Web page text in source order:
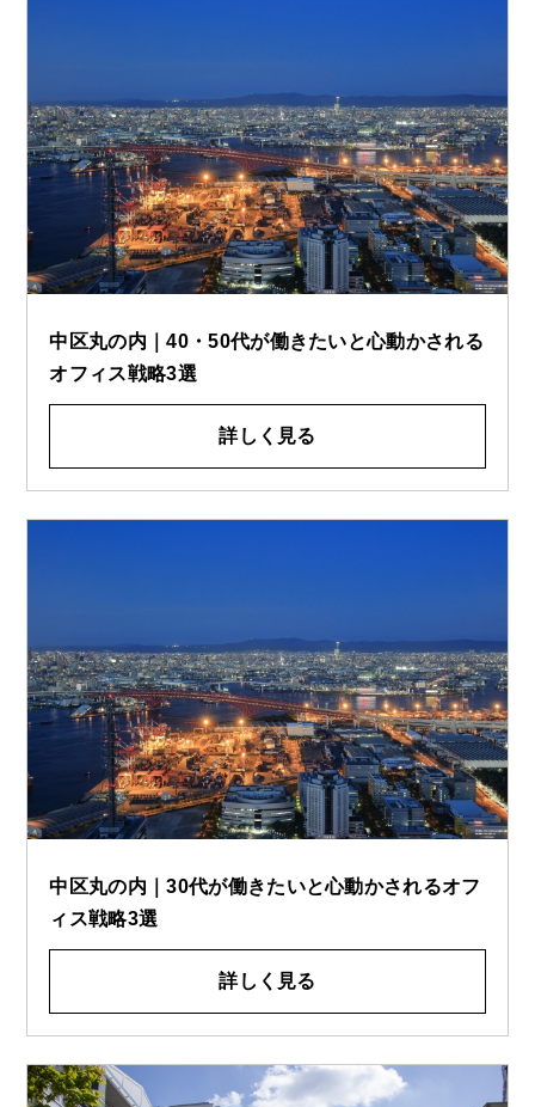
中区丸の内｜40・50代が働きたいと心動かされる
オフィス戦略3選
詳しく見る
中区丸の内｜30代が働きたいと心動かされるオフ
ィス戦略3選
詳しく見る